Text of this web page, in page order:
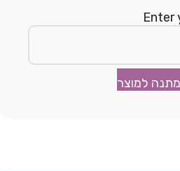
Enter
למוצר